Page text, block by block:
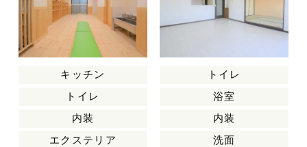
キッチン
トイレ
内装
エクステリア
トイレ
浴室
内装
洗面